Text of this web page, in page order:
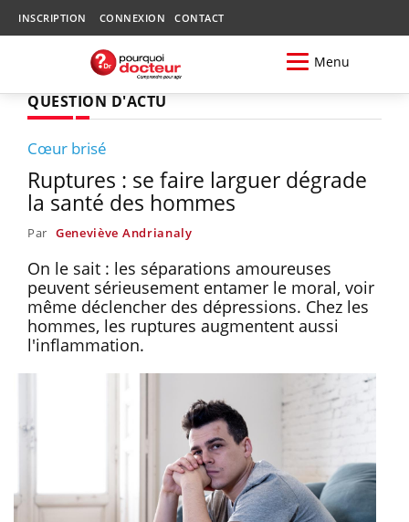
INSCRIPTION CONNEXION CONTACT
Menu
QUESTION D'ACTU
Cœur brisé
Ruptures : se faire larguer dégrade
la santé des hommes
Par Geneviève Andrianaly
On le sait : les séparations amoureuses
peuvent sérieusement entamer le moral, voir
même déclencher des dépressions. Chez les
hommes, les ruptures augmentent aussi
l'inflammation.